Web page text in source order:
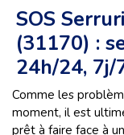
SOS
(31170) :
24h/24, 7j/
Comme les
moment, il est
prêt à faire face à